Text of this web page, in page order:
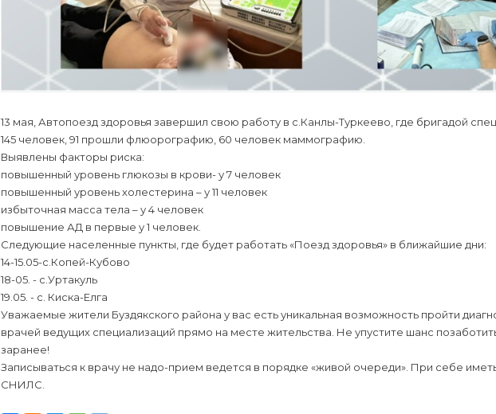
13 мая, Автопоезд здоровья завершил свою работу в с.Канлы-Туркеево, где бригадой
145 человек, 91 прошли флюорографию, 60 человек маммографию.
Выявлены факторы риска:
повышенный уровень глюкозы в крови- у 7 человек
повышенный уровень холестерина – у 11 человек
избыточная масса тела – у 4 человек
повышение АД в первые у 1 человек.
Следующие населенные пункты, где будет работать «Поезд здоровья» в ближайшие дни:
14-15.05-с.Копей-Кубово
18-05. - с.Уртакуль
19.05. - с. Киска-Елга
Уважаемые жители Буздякского района у вас есть уникальная возможность пройти
врачей ведущих специализаций прямо на месте жительства. Не упустите шанс
заранее!
Записываться к врачу не надо-прием ведется в порядке «живой очереди». При себе
СНИЛС.